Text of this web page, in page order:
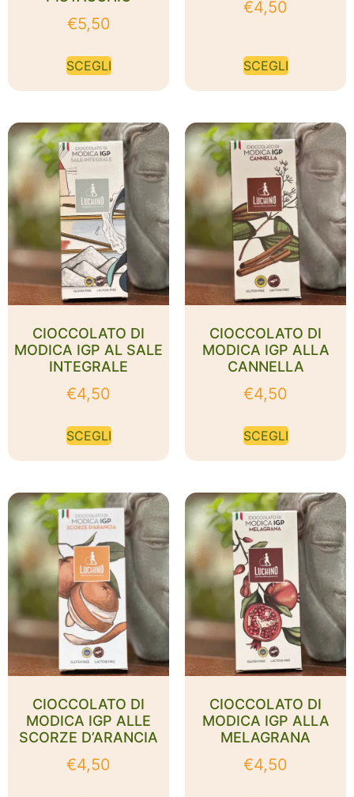
€5,50
SCEGLI
€4,50
SCEGLI
CIOCCOLATO DI
MODICA IGP AL SALE
INTEGRALE
€4,50
SCEGLI
CIOCCOLATO DI
MODICA IGP ALLA
CANNELLA
€4,50
SCEGLI
CIOCCOLATO DI
MODICA IGP ALLE
SCORZE D’ARANCIA
€4,50
CIOCCOLATO DI
MODICA IGP ALLA
MELAGRANA
€4,50